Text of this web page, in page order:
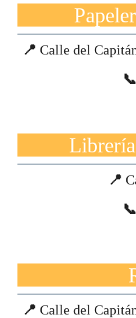
📍 Calle del
📞
📍
📞
📍 Calle del